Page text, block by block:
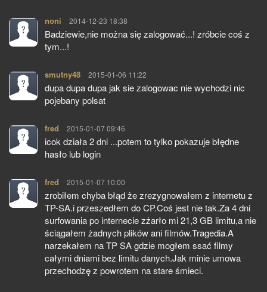
noni pisze:
2014-12-23 18:38
Badziewie,nie można się zalogować...! zróbcie coś z
tym...!
smutny48 pisze:
2015-01-06 11:22
dupa dupa dupa jak sie zalogowac nie wychodzi nic
pojebany polsat
fred pisze:
2015-01-07 09:46
icok działa 2 dni ...potem to tylko pokazuje błędne
hasło lub login
fred pisze:
2015-01-07 10:00
zrobiłem chyba błąd że zrezygnowałem z internetu z
TP-SA.i przeszedłem do CP.Coś jest nie tak.Za 4 dni
surfowania po internecie zżarło mi 21,3 GB limitu,a nie
ściągałem żadnych plików ani filmów.Tragedia.A
narzekałem na TP SA gdzie mogłem ssać filmy
całymi dniami bez limitu danych.Jak minie umowa
przechodzę z powrotem na stare śmieci.